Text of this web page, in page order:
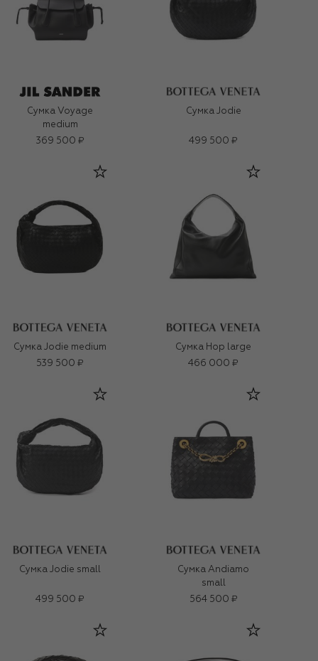
Сумка Voyage
medium
369 500 ₽
Сумка Jodie
499 500 ₽
Сумка Jodie medium
539 500 ₽
Сумка Hop large
466 000 ₽
Сумка Jodie small
499 500 ₽
Сумка Andiamo
small
564 500 ₽